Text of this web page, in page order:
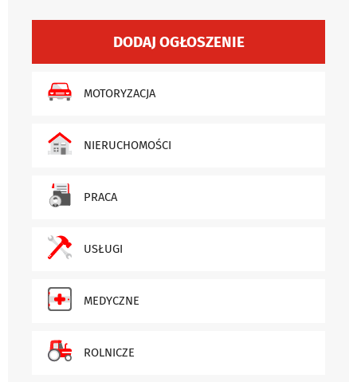
DODAJ OGŁOSZENIE
MOTORYZACJA
NIERUCHOMOŚCI
PRACA
USŁUGI
MEDYCZNE
ROLNICZE